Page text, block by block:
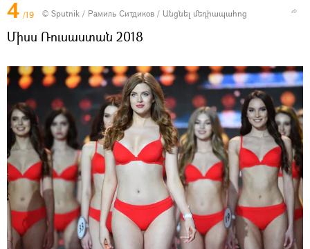
4 /19 © Sputnik / Рамиль Ситдиков / Անցնել մեդիապահոց
Միսս Ռուսաստան 2018